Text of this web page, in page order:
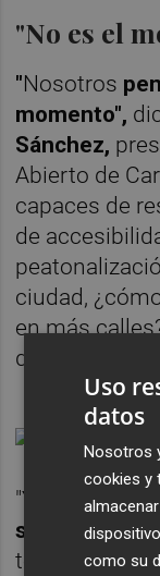
"No es el
"Nosotros
momento",
Sánchez,
Abierto de
capaces de
de
ciudad,
en más
de este sector.
"Ya tenemos
suciedad,
tenemos que
Uso
datos
Nosotros
cookies y
como su